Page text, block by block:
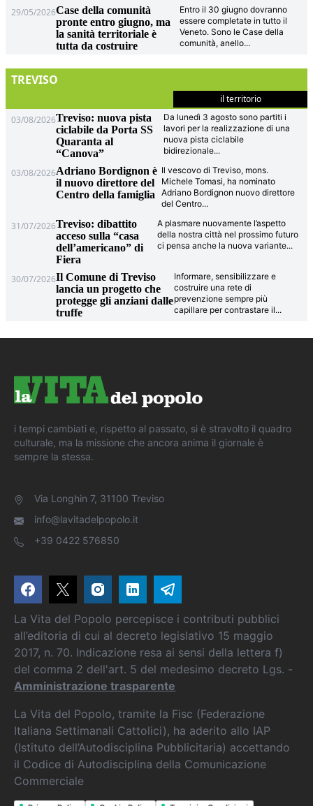
29/05/2026Case della comunità
pronte entro giugno, ma
la sanità territoriale è
tutta da costruire
Entro il 30 giugno dovranno
essere completate in tutto il
Veneto. Sono le Case della
comunità, anello...
TREVISO
il territorio
03/08/2026Treviso: nuova pista
ciclabile da Porta SS
Quaranta al
“Canova”
Da lunedì 3 agosto sono partiti i
lavori per la realizzazione di una
nuova pista ciclabile
bidirezionale...
03/08/2026Adriano Bordignon è
il nuovo direttore del
Centro della famiglia
Il vescovo di Treviso, mons.
Michele Tomasi, ha nominato
Adriano Bordignon nuovo direttore
del Centro...
31/07/2026Treviso: dibattito
acceso sulla “casa
dell’americano” di
Fiera
A plasmare nuovamente l’aspetto
della nostra città nel prossimo futuro
ci pensa anche la nuova variante...
30/07/2026Il Comune di Treviso
lancia un progetto che
protegge gli anziani dalle
truffe
Informare, sensibilizzare e
costruire una rete di
prevenzione sempre più
capillare per contrastare il...
i tempi cambiati e, rispetto al passato, si è stravolto il quadro
culturale, ma la missione che ancora anima il giornale è
sempre la stessa.
Via Longhin 7, 31100 Treviso
info@lavitadelpopolo.it
+39 0422 576850
La Vita del Popolo percepisce i contributi pubblici
all’editoria di cui al decreto legislativo 15 maggio
2017, n. 70. Indicazione resa ai sensi della lettera f)
del comma 2 dell'art. 5 del medesimo decreto Lgs. -
Amministrazione trasparente
La Vita del Popolo, tramite la Fisc (Federazione
Italiana Settimanali Cattolici), ha aderito allo IAP
(Istituto dell’Autodisciplina Pubblicitaria) accettando
il Codice di Autodisciplina della Comunicazione
Commerciale